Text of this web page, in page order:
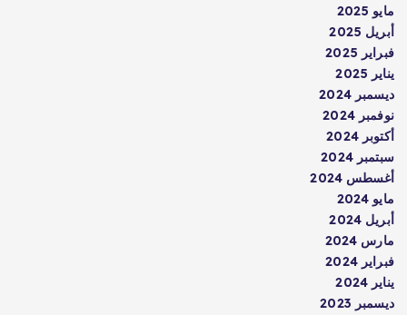
مايو 2025
أبريل 2025
فبراير 2025
يناير 2025
ديسمبر 2024
نوفمبر 2024
أكتوبر 2024
سبتمبر 2024
أغسطس 2024
مايو 2024
أبريل 2024
مارس 2024
فبراير 2024
يناير 2024
ديسمبر 2023